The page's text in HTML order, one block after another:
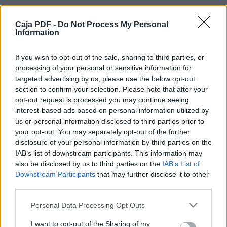
Caja PDF - Do Not Process My Personal
Information
If you wish to opt-out of the sale, sharing to third parties, or
processing of your personal or sensitive information for
targeted advertising by us, please use the below opt-out
section to confirm your selection. Please note that after your
opt-out request is processed you may continue seeing
interest-based ads based on personal information utilized by
us or personal information disclosed to third parties prior to
your opt-out. You may separately opt-out of the further
disclosure of your personal information by third parties on the
IAB’s list of downstream participants. This information may
also be disclosed by us to third parties on the IAB’s List of
Downstream Participants that may further disclose it to other
Personal Data Processing Opt Outs
I want to opt-out of the Sharing of my
1:13 ¿Está dividido el Mashíaj? ¿Acaso fue
¿O
se han sumergido en el nombre de Shaul?
sumergí a ninguno de ustedes, sino a Crispo y
Gayo,
1:15 para que nadie diga que se ha sumergido
en mi nombre
1:16 (aunque también sumergí a los de la casa
de Estéfanas; en cuanto a los demás, no sé
si sumergí a algún otro).
1:17 Porque el Mashíaj no me envió a
sumergir, sino a proclamar la Besorat; no con
sabiduría de palabras, para que no se haga
inefectivo el madero del Mashíaj.
1:18 Porque para los que se pierden, el
que nos estamos salvando, es poder de
Descargar el documento (PDF)
Qorintiyim Alef.pdf (PDF, 437 KB)
Descargar
Comparte el documento